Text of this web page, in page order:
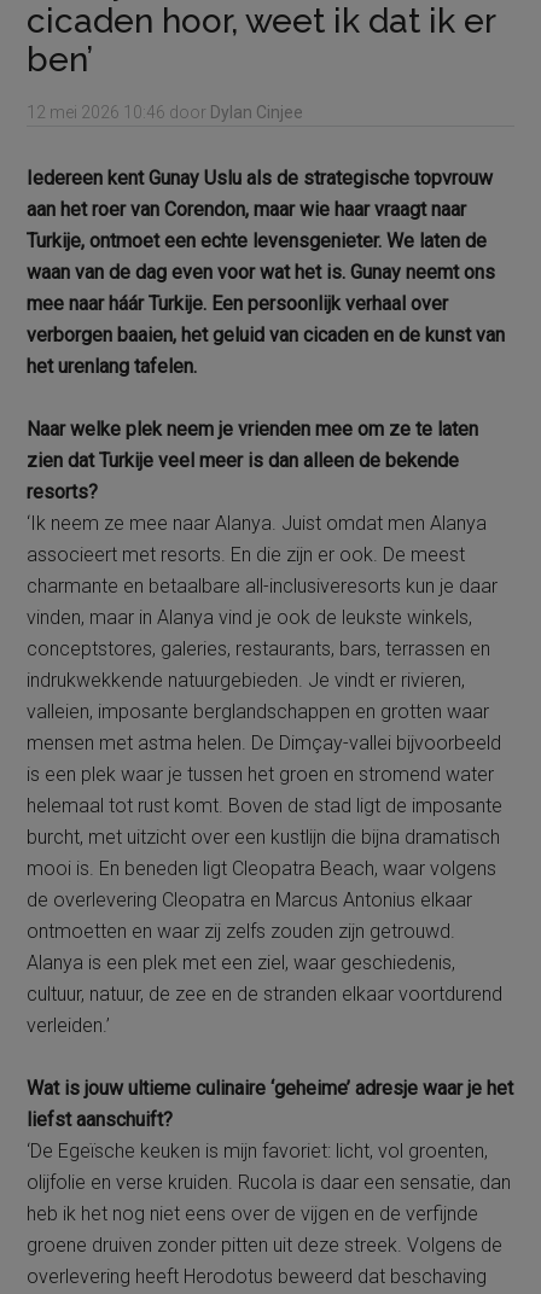
cicaden hoor, weet ik dat ik er
ben’
12 mei 2026 10:46 door Dylan Cinjee
Iedereen kent Gunay Uslu als de strategische topvrouw
aan het roer van Corendon, maar wie haar vraagt naar
Turkije, ontmoet een echte levensgenieter. We laten de
waan van de dag even voor wat het is. Gunay neemt ons
mee naar háár Turkije. Een persoonlijk verhaal over
verborgen baaien, het geluid van cicaden en de kunst van
het urenlang tafelen.
Naar welke plek neem je vrienden mee om ze te laten
zien dat Turkije veel meer is dan alleen de bekende
resorts?
‘Ik neem ze mee naar Alanya. Juist omdat men Alanya
associeert met resorts. En die zijn er ook. De meest
charmante en betaalbare all-inclusiveresorts kun je daar
vinden, maar in Alanya vind je ook de leukste winkels,
conceptstores, galeries, restaurants, bars, terrassen en
indrukwekkende natuurgebieden. Je vindt er rivieren,
valleien, imposante berglandschappen en grotten waar
mensen met astma helen. De Dimçay-vallei bijvoorbeeld
is een plek waar je tussen het groen en stromend water
helemaal tot rust komt. Boven de stad ligt de imposante
burcht, met uitzicht over een kustlijn die bijna dramatisch
mooi is. En beneden ligt Cleopatra Beach, waar volgens
de overlevering Cleopatra en Marcus Antonius elkaar
ontmoetten en waar zij zelfs zouden zijn getrouwd.
Alanya is een plek met een ziel, waar geschiedenis,
cultuur, natuur, de zee en de stranden elkaar voortdurend
verleiden.’
Wat is jouw ultieme culinaire ‘geheime’ adresje waar je het
liefst aanschuift?
‘De Egeïsche keuken is mijn favoriet: licht, vol groenten,
olijfolie en verse kruiden. Rucola is daar een sensatie, dan
heb ik het nog niet eens over de vijgen en de verfijnde
groene druiven zonder pitten uit deze streek. Volgens de
overlevering heeft Herodotus beweerd dat beschaving